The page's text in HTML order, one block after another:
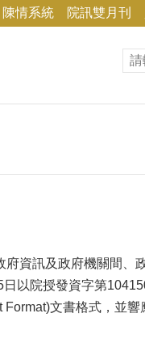
陳情系統 院訊雙月刊
資訊及政府機關間、
以院授發資字第
文書格式，並